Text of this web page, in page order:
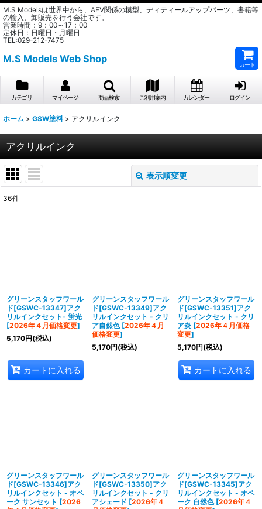
M.S Modelsは世界中から、AFV関係の模型、ディティールアップパーツ、書籍等
の輸入、卸販売を行う会社です。
営業時間：9：00～17：00
定休日：日曜日・月曜日
TEL:029-212-7475
M.S Models Web Shop
カート
カテゴリ マイページ 商品検索 ご利用案内 カレンダー ログイン
ホーム > GSW塗料 > アクリルインク
アクリルインク
表示順変更
絞り込む
36件
グリーンスタッフワール
ド[GSWC-13347]アク
リルインクセット- 蛍光
[2026年４月価格変更]
5,170円(税込)
カートに入れる
グリーンスタッフワール
ド[GSWC-13349]アク
リルインクセット - クリ
ア自然色 [2026年４月
価格変更]
5,170円(税込)
グリーンスタッフワール
ド[GSWC-13351]アク
リルインクセット - クリ
ア炎 [2026年４月価格
変更]
5,170円(税込)
カートに入れる
グリーンスタッフワール
ド[GSWC-13346]アク
リルインクセット - オペ
ーク サンセット [2026
グリーンスタッフワール
ド[GSWC-13350]アク
リルインクセット - クリ
アシェード [2026年４
グリーンスタッフワール
ド[GSWC-13345]アク
リルインクセット - オペ
ーク 自然色 [2026年４